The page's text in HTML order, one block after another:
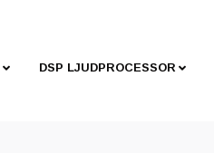
DSP LJUDPROCESSOR